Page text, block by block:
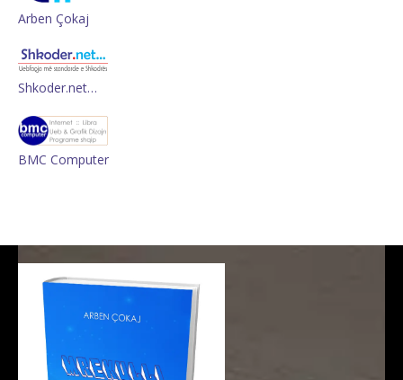
Arben Çokaj
Shkoder.net…
BMC Computer